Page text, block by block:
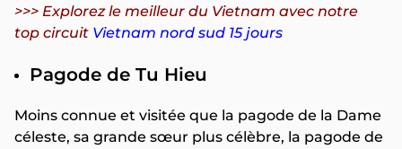
>>> Explorez le meilleur du Vietnam avec notre
top circuit Vietnam nord sud 15 jours
Pagode de Tu Hieu
Moins connue et visitée que la pagode de la Dame
céleste, sa grande sœur plus célèbre, la pagode de